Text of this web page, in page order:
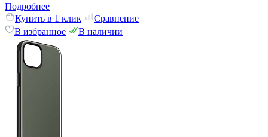
Подробнее
Купить в 1 клик
Сравнение
В избранное
В наличии